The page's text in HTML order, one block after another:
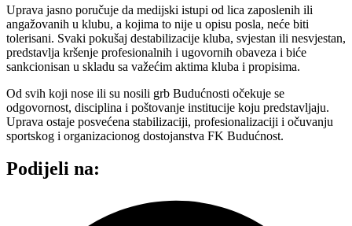
Uprava jasno poručuje da medijski istupi od lica zaposlenih ili
angažovanih u klubu, a kojima to nije u opisu posla, neće biti
tolerisani. Svaki pokušaj destabilizacije kluba, svjestan ili nesvjestan,
predstavlja kršenje profesionalnih i ugovornih obaveza i biće
sankcionisan u skladu sa važećim aktima kluba i propisima.
Od svih koji nose ili su nosili grb Budućnosti očekuje se
odgovornost, disciplina i poštovanje institucije koju predstavljaju.
Uprava ostaje posvećena stabilizaciji, profesionalizaciji i očuvanju
sportskog i organizacionog dostojanstva FK Budućnost.
Podijeli na: